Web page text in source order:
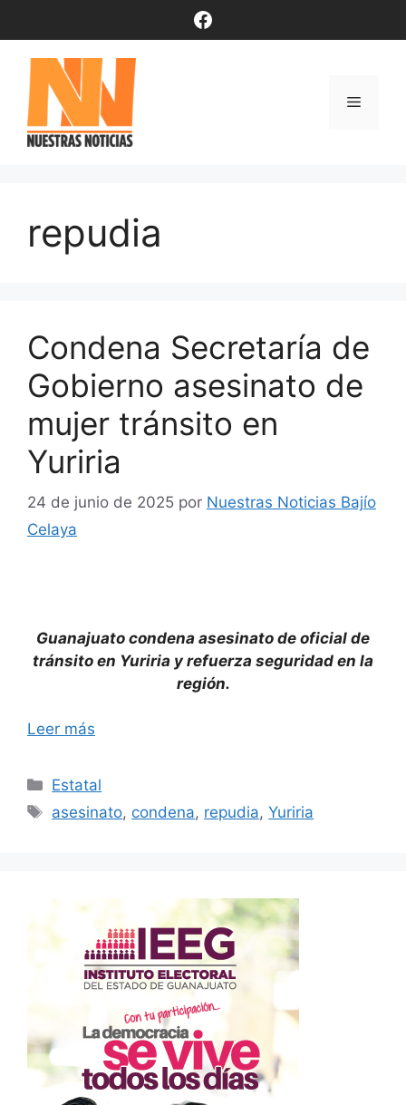
contenido
Facebook
Menú
repudia
Condena Secretaría de
Gobierno asesinato de
mujer tránsito en
Yuriria
24 de junio de 2025 por Nuestras Noticias Bajío
Celaya
Guanajuato condena asesinato de oficial de
tránsito en Yuriria y refuerza seguridad en la
región.
Leer más
Categorías
Estatal
Etiquetas
asesinato, condena, repudia,Yuriria